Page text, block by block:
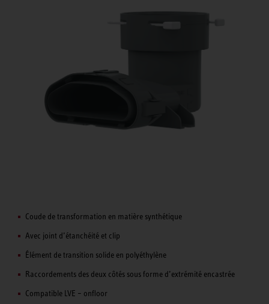
Coude de transformation en matière synthétique
Avec joint d’étanchéité et clip
Élément de transition solide en polyéthylène
Raccordements des deux côtés sous forme d’extrémité encastrée
Compatible LVE – onfloor